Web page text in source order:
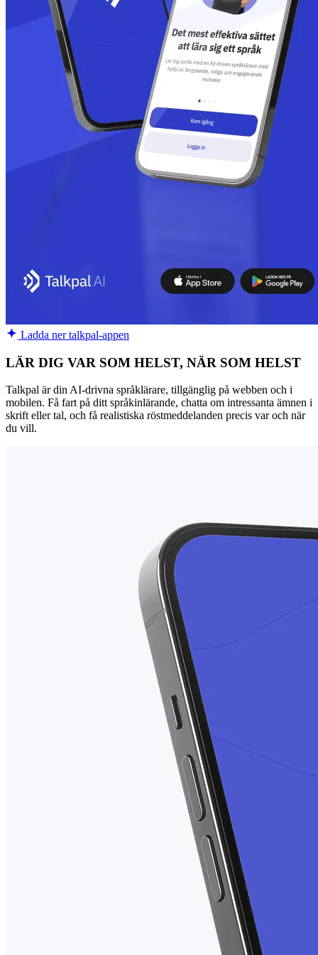
Ladda ner talkpal-appen
LÄR DIG VAR SOM HELST, NÄR SOM HELST
Talkpal är din AI-drivna språklärare, tillgänglig på webben och i
mobilen. Få fart på ditt språkinlärande, chatta om intressanta ämnen i
skrift eller tal, och få realistiska röstmeddelanden precis var och när
du vill.